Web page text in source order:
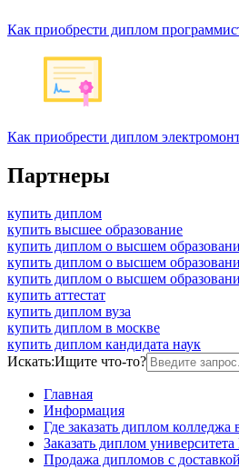
Как приобрести диплом
Как приобрести диплом
Партнеры
купить диплом
купить высшее образование
купить диплом о высшем
купить диплом о высшем
купить диплом о высшем
купить аттестат
купить диплом вуза
купить диплом в москве
купить диплом кандидата наук
Искать:Ищите что-то?
Главная
Информация
Где заказать диплом колледжа
Заказать диплом
Продажа дипломов с